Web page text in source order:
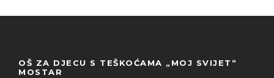
OŠ ZA DJECU S TEŠKOĆAMA „MOJ SVIJET“
MOSTAR